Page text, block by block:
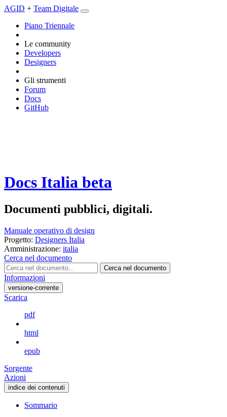
AGID + Team Digitale
Piano Triennale
Le community
Developers
Designers
Gli strumenti
Forum
Docs
GitHub
Docs Italia beta
Documenti pubblici, digitali.
Manuale operativo di design
Progetto: Designers Italia
Amministrazione: italia
Cerca nel documento
Cerca nel documento
Informazioni
versione-corrente
Scarica
pdf
html
epub
Sorgente
Azioni
indice dei contenuti
Sommario